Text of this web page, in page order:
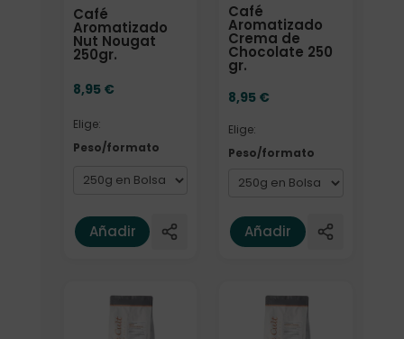
Café
Aromatizado
Nut Nougat
250gr.
8,95 €
Elige:
Peso/formato
Añadir
Café
Aromatizado
Crema de
Chocolate 250
gr.
8,95 €
Elige:
Peso/formato
Añadir